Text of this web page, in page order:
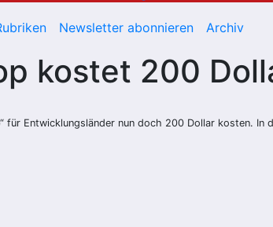
Newsletter abonnieren Archiv
kostet 200
für Entwicklungsländer nun doch 200 Dollar kosten.